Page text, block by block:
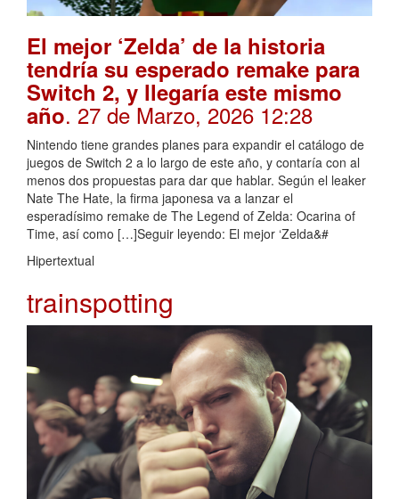
El mejor ‘Zelda’ de la historia
tendría su esperado remake para
Switch 2, y llegaría este mismo
año. 27 de Marzo, 2026 12:28
Nintendo tiene grandes planes para expandir el catálogo de
juegos de Switch 2 a lo largo de este año, y contaría con al
menos dos propuestas para dar que hablar. Según el leaker
Nate The Hate, la firma japonesa va a lanzar el
esperadísimo remake de The Legend of Zelda: Ocarina of
Time, así como […]Seguir leyendo: El mejor ‘Zelda&#
Hipertextual
trainspotting